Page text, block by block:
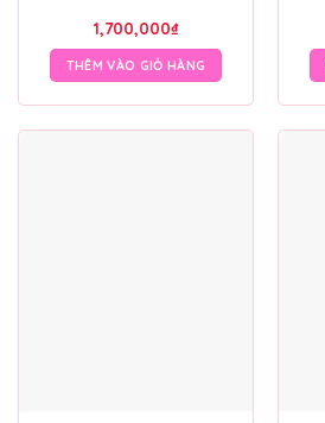
1,700,000₫
THÊM VÀO GIỎ HÀNG